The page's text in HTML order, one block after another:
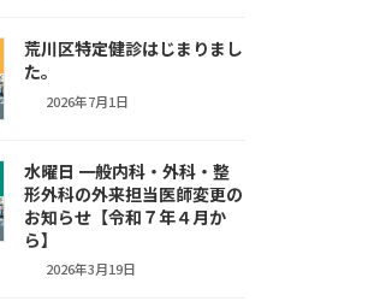
荒川区特定健診はじまりまし
た。
2026年7月1日
水曜日 一般内科・外科・整
形外科の外来担当医師変更の
お知らせ【令和７年４月か
ら】
2026年3月19日